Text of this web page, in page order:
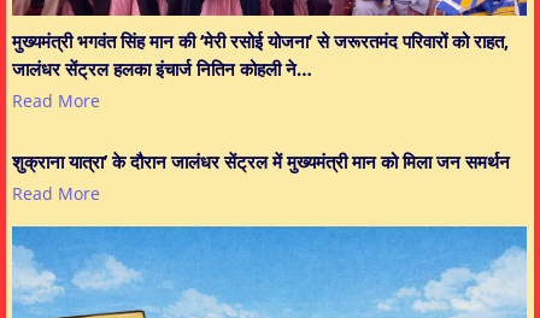
मुख्यमंत्री भगवंत सिंह मान की ‘मेरी रसोई योजना’ से जरूरतमंद परिवारों को राहत,
जालंधर सेंट्रल हलका इंचार्ज नितिन कोहली ने…
Read More
शुक्राना यात्रा’ के दौरान जालंधर सेंट्रल में मुख्यमंत्री मान को मिला जन समर्थन
Read More